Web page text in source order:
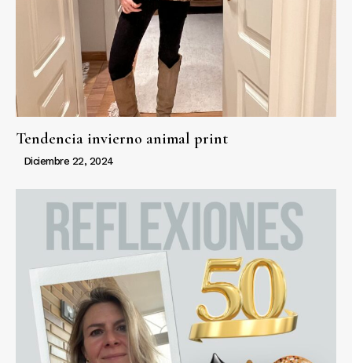
Tendencia invierno animal print
Diciembre 22, 2024